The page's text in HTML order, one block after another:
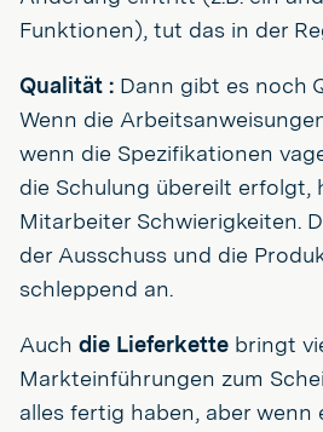
Funktionen), tut das in der
Qualität : Dann gibt es noch
Wenn die
wenn die Spezifikationen
die Schulung übereilt erfolgt,
Mitarbeiter Schwierigkeiten.
der Ausschuss und die
schleppend an.
Auch die Lieferkette bringt
Markteinführungen zum
alles fertig haben, aber wenn